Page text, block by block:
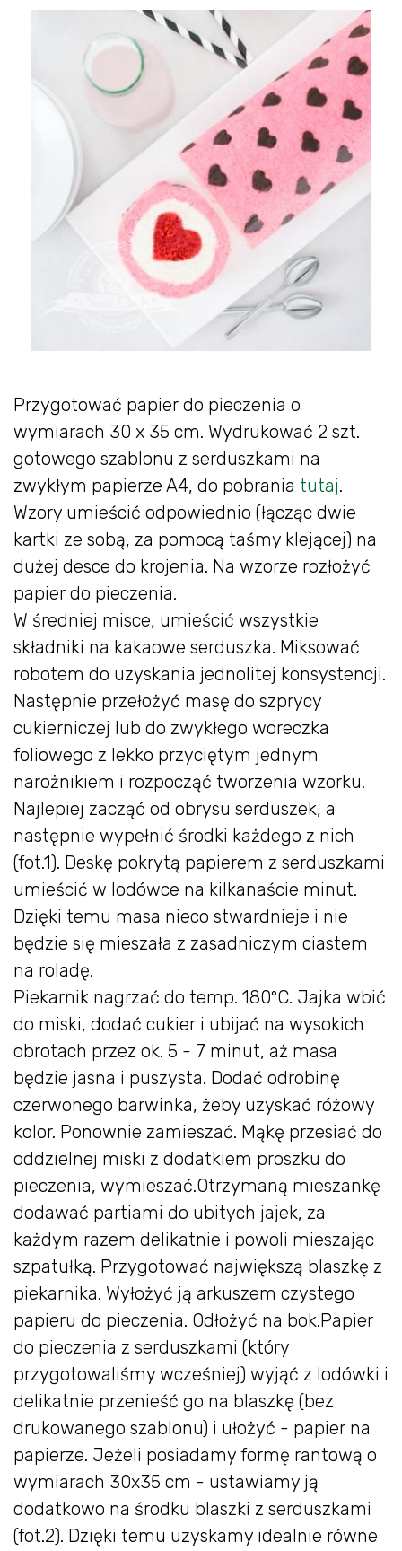
Przygotować papier do pieczenia o
wymiarach 30 x 35 cm. Wydrukować 2 szt.
gotowego szablonu z serduszkami na
zwykłym papierze A4, do pobrania tutaj.
Wzory umieścić odpowiednio (łącząc dwie
kartki ze sobą, za pomocą taśmy klejącej) na
dużej desce do krojenia. Na wzorze rozłożyć
papier do pieczenia.
W średniej misce, umieścić wszystkie
składniki na kakaowe serduszka. Miksować
robotem do uzyskania jednolitej konsystencji.
Następnie przełożyć masę do szprycy
cukierniczej lub do zwykłego woreczka
foliowego z lekko przyciętym jednym
narożnikiem i rozpocząć tworzenia wzorku.
Najlepiej zacząć od obrysu serduszek, a
następnie wypełnić środki każdego z nich
(fot.1). Deskę pokrytą papierem z serduszkami
umieścić w lodówce na kilkanaście minut.
Dzięki temu masa nieco stwardnieje i nie
będzie się mieszała z zasadniczym ciastem
na roladę.
Piekarnik nagrzać do temp. 180°C. Jajka wbić
do miski, dodać cukier i ubijać na wysokich
obrotach przez ok. 5 - 7 minut, aż masa
będzie jasna i puszysta. Dodać odrobinę
czerwonego barwinka, żeby uzyskać różowy
kolor. Ponownie zamieszać. Mąkę przesiać do
oddzielnej miski z dodatkiem proszku do
pieczenia, wymieszać.Otrzymaną mieszankę
dodawać partiami do ubitych jajek, za
każdym razem delikatnie i powoli mieszając
szpatułką. Przygotować największą blaszkę z
piekarnika. Wyłożyć ją arkuszem czystego
papieru do pieczenia. Odłożyć na bok.Papier
do pieczenia z serduszkami (który
przygotowaliśmy wcześniej) wyjąć z lodówki i
delikatnie przenieść go na blaszkę (bez
drukowanego szablonu) i ułożyć - papier na
papierze. Jeżeli posiadamy formę rantową o
wymiarach 30x35 cm - ustawiamy ją
dodatkowo na środku blaszki z serduszkami
(fot.2). Dzięki temu uzyskamy idealnie równe